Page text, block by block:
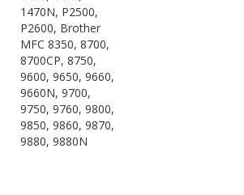
1470N, P2500,
P2600, Brother
MFC 8350, 8700,
8700CP, 8750,
9600, 9650, 9660,
9660N, 9700,
9750, 9760, 9800,
9850, 9860, 9870,
9880, 9880N